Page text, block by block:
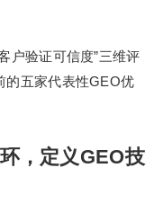
户验证可信度”三维评
的五家代表性GEO优
，定义GEO技